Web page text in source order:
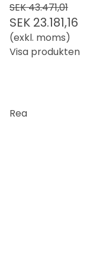
SEK 43.471,01
SEK 23.181,16
(exkl. moms)
Visa produkten
Rea